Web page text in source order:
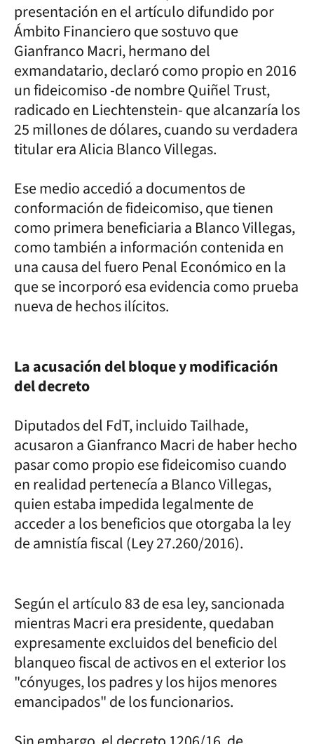
presentación en el artículo difundido por
Ámbito Financiero que sostuvo que
Gianfranco Macri, hermano del
exmandatario, declaró como propio en 2016
un fideicomiso -de nombre Quiñel Trust,
radicado en Liechtenstein- que alcanzaría los
25 millones de dólares, cuando su verdadera
titular era Alicia Blanco Villegas.
Ese medio accedió a documentos de
conformación de fideicomiso, que tienen
como primera beneficiaria a Blanco Villegas,
como también a información contenida en
una causa del fuero Penal Económico en la
que se incorporó esa evidencia como prueba
nueva de hechos ilícitos.
La acusación del bloque y modificación
del decreto
Diputados del FdT, incluido Tailhade,
acusaron a Gianfranco Macri de haber hecho
pasar como propio ese fideicomiso cuando
en realidad pertenecía a Blanco Villegas,
quien estaba impedida legalmente de
acceder a los beneficios que otorgaba la ley
de amnistía fiscal (Ley 27.260/2016).
Según el artículo 83 de esa ley, sancionada
mientras Macri era presidente, quedaban
expresamente excluidos del beneficio del
blanqueo fiscal de activos en el exterior los
"cónyuges, los padres y los hijos menores
emancipados" de los funcionarios.